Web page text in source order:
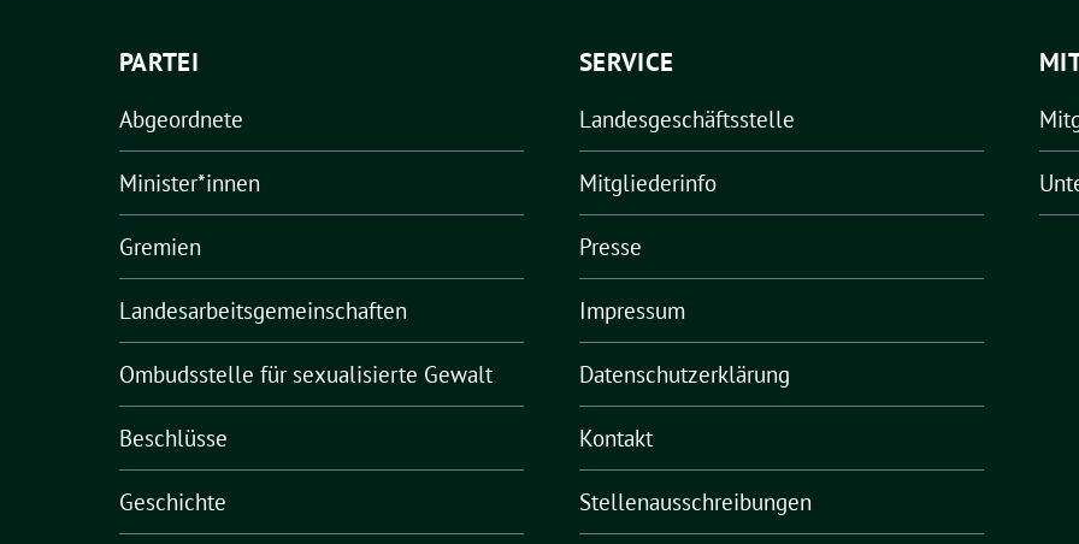
PARTEI
Abgeordnete
Minister*innen
Gremien
Landesarbeitsgemeinschaften
Ombudsstelle für sexualisierte Gewalt
Beschlüsse
Geschichte
SERVICE
Landesgeschäftsstelle
Mitgliederinfo
Presse
Impressum
Datenschutzerklärung
Kontakt
Stellenausschreibungen